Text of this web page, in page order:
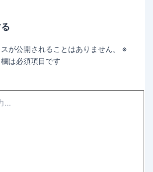
が公開されることはありません。
※
は必須項目です